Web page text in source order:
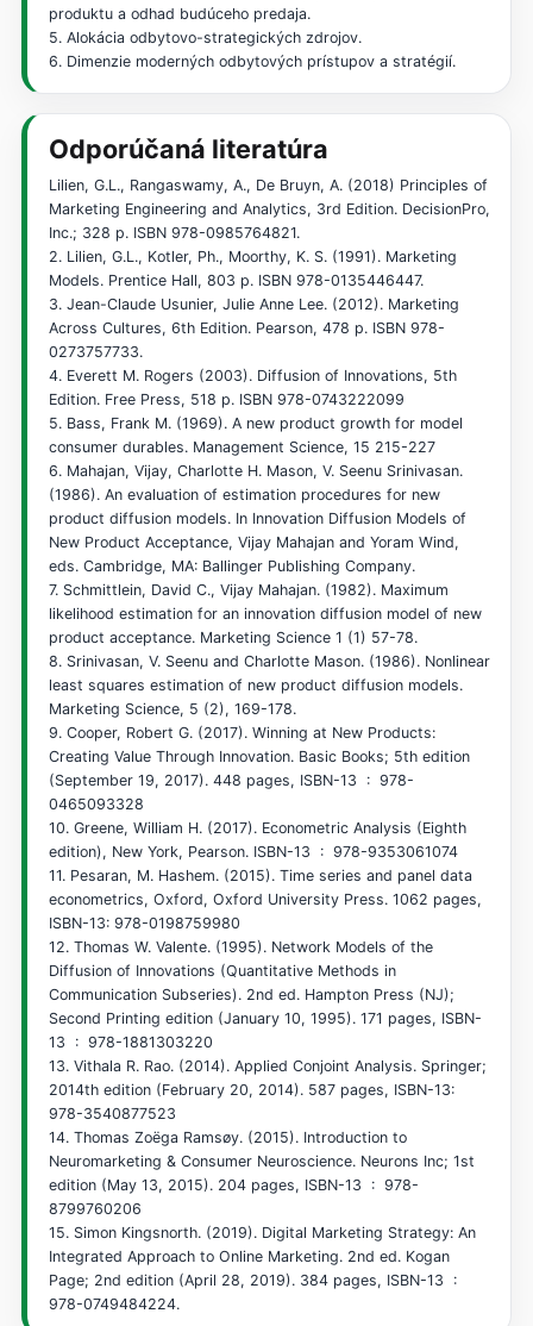
produktu a odhad budúceho predaja.
5. Alokácia odbytovo-strategických zdrojov.
6. Dimenzie moderných odbytových prístupov a stratégií.
Odporúčaná literatúra
Lilien, G.L., Rangaswamy, A., De Bruyn, A. (2018) Principles of
Marketing Engineering and Analytics, 3rd Edition. DecisionPro,
Inc.; 328 p. ISBN 978-0985764821.
2. Lilien, G.L., Kotler, Ph., Moorthy, K. S. (1991). Marketing
Models. Prentice Hall, 803 p. ISBN 978-0135446447.
3. Jean-Claude Usunier, Julie Anne Lee. (2012). Marketing
Across Cultures, 6th Edition. Pearson, 478 p. ISBN 978-
0273757733.
4. Everett M. Rogers (2003). Diffusion of Innovations, 5th
Edition. Free Press, 518 p. ISBN 978-0743222099
5. Bass, Frank M. (1969). A new product growth for model
consumer durables. Management Science, 15 215-227
6. Mahajan, Vijay, Charlotte H. Mason, V. Seenu Srinivasan.
(1986). An evaluation of estimation procedures for new
product diffusion models. In Innovation Diffusion Models of
New Product Acceptance, Vijay Mahajan and Yoram Wind,
eds. Cambridge, MA: Ballinger Publishing Company.
7. Schmittlein, David C., Vijay Mahajan. (1982). Maximum
likelihood estimation for an innovation diffusion model of new
product acceptance. Marketing Science 1 (1) 57-78.
8. Srinivasan, V. Seenu and Charlotte Mason. (1986). Nonlinear
least squares estimation of new product diffusion models.
Marketing Science, 5 (2), 169-178.
9. Cooper, Robert G. (2017). Winning at New Products:
Creating Value Through Innovation. Basic Books; 5th edition
(September 19, 2017). 448 pages, ISBN-13 ‏ : ‎ 978-
0465093328
10. Greene, William H. (2017). Econometric Analysis (Eighth
edition), New York, Pearson. ISBN-13 ‏ : ‎ 978-9353061074
11. Pesaran, M. Hashem. (2015). Time series and panel data
econometrics, Oxford, Oxford University Press. 1062 pages,
ISBN-13: 978-0198759980
12. Thomas W. Valente. (1995). Network Models of the
Diffusion of Innovations (Quantitative Methods in
Communication Subseries). 2nd ed. Hampton Press (NJ);
Second Printing edition (January 10, 1995). 171 pages, ISBN-
13 ‏ : ‎ 978-1881303220
13. Vithala R. Rao. (2014). Applied Conjoint Analysis. Springer;
2014th edition (February 20, 2014). 587 pages, ISBN-13:
978-3540877523
14. Thomas Zoëga Ramsøy. (2015). Introduction to
Neuromarketing & Consumer Neuroscience. Neurons Inc; 1st
edition (May 13, 2015). 204 pages, ISBN-13 ‏ : ‎ 978-
8799760206
15. Simon Kingsnorth. (2019). Digital Marketing Strategy: An
Integrated Approach to Online Marketing. 2nd ed. Kogan
Page; 2nd edition (April 28, 2019). 384 pages, ISBN-13 ‏ : ‎
978-0749484224.